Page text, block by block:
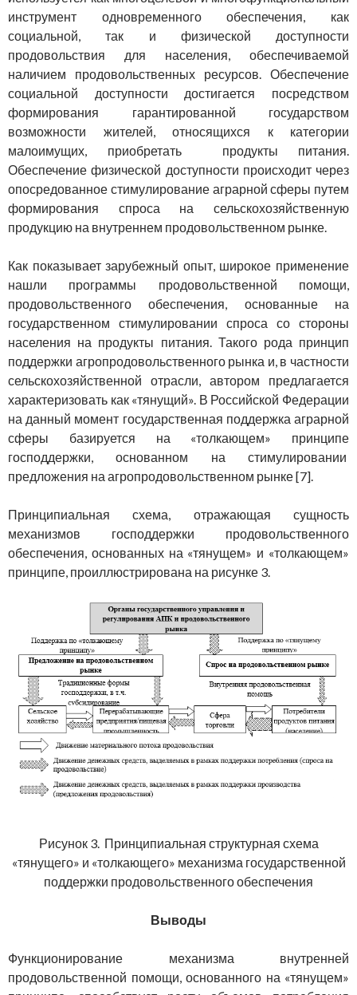
инструмент одновременного обеспечения, как
социальной, так и физической доступности
продовольствия для населения, обеспечиваемой
наличием продовольственных ресурсов. Обеспечение
социальной доступности достигается посредством
формирования гарантированной государством
возможности жителей, относящихся к категории
малоимущих, приобретать продукты питания.
Обеспечение физической доступности происходит через
опосредованное стимулирование аграрной сферы путем
формирования спроса на сельскохозяйственную
продукцию на внутреннем продовольственном рынке.
Как показывает зарубежный опыт, широкое применение
нашли программы продовольственной помощи,
продовольственного обеспечения, основанные на
государственном стимулировании спроса со стороны
населения на продукты питания. Такого рода принцип
поддержки агропродовольственного рынка и, в частности
сельскохозяйственной отрасли, автором предлагается
характеризовать как «тянущий». В Российской Федерации
на данный момент государственная поддержка аграрной
сферы базируется на «толкающем» принципе
господдержки, основанном на стимулировании
предложения на агропродовольственном рынке [7].
Принципиальная схема, отражающая сущность
механизмов господдержки продовольственного
обеспечения, основанных на «тянущем» и «толкающем»
принципе, проиллюстрирована на рисунке 3.
Рисунок 3. Принципиальная структурная схема
«тянущего» и «толкающего» механизма государственной
поддержки продовольственного обеспечения
Выводы
Функционирование механизма внутренней
продовольственной помощи, основанного на «тянущем»